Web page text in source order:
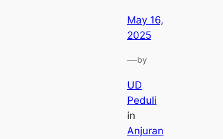
May 16,
2025
—by
UD
Peduli
in
Anjuran